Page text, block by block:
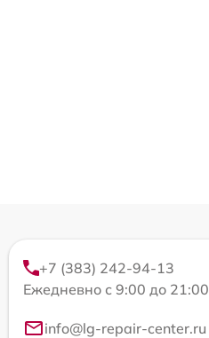
+7 (383) 242-94-13
Ежедневно с 9:00 до 21:00
info@lg-repair-center.ru